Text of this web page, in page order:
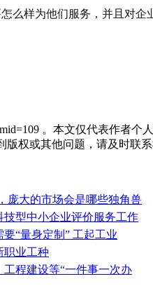
么样为他们服务，并且对企
。本文仅代表作者
或其他问题，请及时联系
庞大的市场会是哪些独角兽
技型中小企业评价服务工作
“量身定制” 工起工业
职业工种
工程建设等“一件事一次办